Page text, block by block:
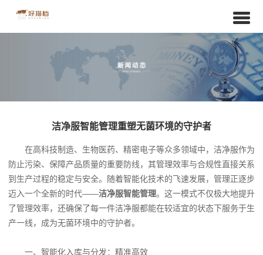
洁净服智能管理重塑无菌环境的守护者
在高科技制造、生物医药、精密电子等众多领域中，洁净服作为
防止污染、保障产品质量的重要防线，其管理效率与合规性直接关系
到生产过程的稳定与安全。随着智能化技术的飞速发展，管理正逐步
迈入一个全新的时代——洁净服智能管理。这一模式不仅极大地提升
了管理效率，还确保了每一件洁净服都能在较适宜的状态下服务于生
产一线，成为无菌环境中的守护者。
一、智能化入库与分发：精准高效